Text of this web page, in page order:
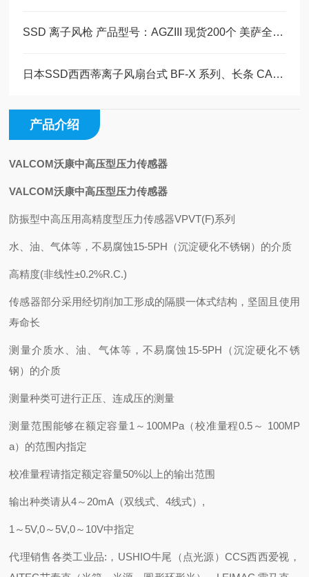
SSD 离子风枪 产品型号：AGZIII 现货200个 美萨全系列代理
日本SSD西西蒂离子风扇台式 BF-X 系列、长条 CABX 离子风棒介绍
产品介绍
VALCOM沃康中高压型压力传感器
VALCOM沃康中高压型压力传感器
防振型中高压用高精度型压力传感器VPVT(F)系列
水、油、气体等，不易腐蚀15-5PH（沉淀硬化不锈钢）的介质
高精度(非线性±0.2%R.C.)
传感器部分采用经切削加工形成的隔膜一体式结构，坚固且使用
寿命长
测量介质水、油、气体等，不易腐蚀15-5PH（沉淀硬化不锈
钢）的介质
测量种类可进行正压、连成压的测量
测量范围 能够在额定容量1～100MPa（校准量程0.5～ 100MP
a）的范围内指定
校准量程请指定额定容量50%以上的输出范围
输出种类请从4～20mA（双线式、4线式）,
1～5V,0～5V,0～10V中指定
代理销售各类工业品:，USHIO牛尾（点光源）CCS西西爱视，